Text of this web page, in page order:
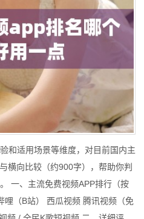
和适用场景等维度，对目前国内主
横向比较（约900字），帮助你判
按
哩（B站） 西瓜视频 腾讯视频（免